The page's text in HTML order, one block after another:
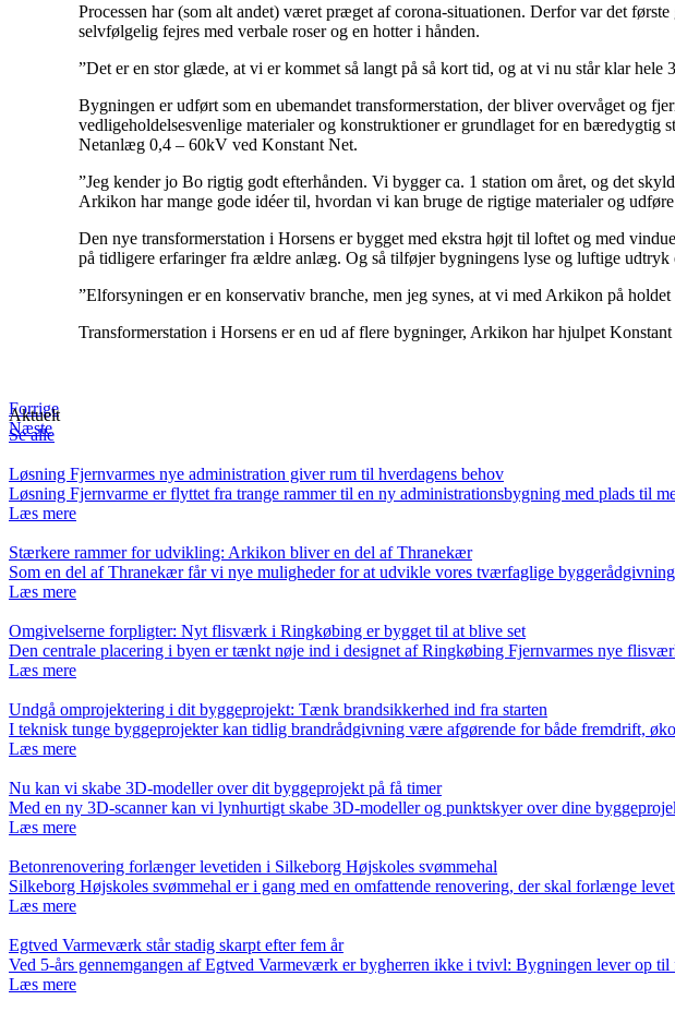
Processen har (som alt andet) været præget af corona-situationen. Derfor var det
selvfølgelig fejres med verbale roser og en hotter i hånden.
”Det er en stor glæde, at vi er kommet så langt på så kort tid, og at vi nu står klar
Bygningen er udført som en ubemandet transformerstation, der bliver overvåget og
vedligeholdelsesvenlige materialer og konstruktioner er grundlaget for en
Netanlæg 0,4 – 60kV ved Konstant Net.
”Jeg kender jo Bo rigtig godt efterhånden. Vi bygger ca. 1 station om året, og det
Arkikon har mange gode idéer til, hvordan vi kan bruge de rigtige materialer og
Den nye transformerstation i Horsens er bygget med ekstra højt til loftet og med
på tidligere erfaringer fra ældre anlæg. Og så tilføjer bygningens lyse og luftige
”Elforsyningen er en konservativ branche, men jeg synes, at vi med Arkikon på
Transformerstation i Horsens er en ud af flere bygninger, Arkikon har hjulpet
Forrige
Næste
Aktuelt
Se alle
Løsning Fjernvarmes nye administration giver rum til hverdagens behov
Løsning Fjernvarme er flyttet fra trange rammer til en ny administrationsbygning med plads til
Læs mere
Stærkere rammer for udvikling: Arkikon bliver en del af Thranekær
Som en del af Thranekær får vi nye muligheder for at udvikle vores tværfaglige
Læs mere
Omgivelserne forpligter: Nyt flisværk i Ringkøbing er bygget til at blive set
Den centrale placering i byen er tænkt nøje ind i designet af Ringkøbing Fjernvarmes nye
Læs mere
Undgå omprojektering i dit byggeprojekt: Tænk brandsikkerhed ind fra starten
I teknisk tunge byggeprojekter kan tidlig brandrådgivning være afgørende for både fremdrift,
Læs mere
Nu kan vi skabe 3D-modeller over dit byggeprojekt på få timer
Med en ny 3D-scanner kan vi lynhurtigt skabe 3D-modeller og punktskyer over dine
Læs mere
Betonrenovering forlænger levetiden i Silkeborg Højskoles svømmehal
Silkeborg Højskoles svømmehal er i gang med en omfattende renovering, der skal forlænge
Læs mere
Egtved Varmeværk står stadig skarpt efter fem år
Ved 5-års gennemgangen af Egtved Varmeværk er bygherren ikke i tvivl: Bygningen lever op
Læs mere